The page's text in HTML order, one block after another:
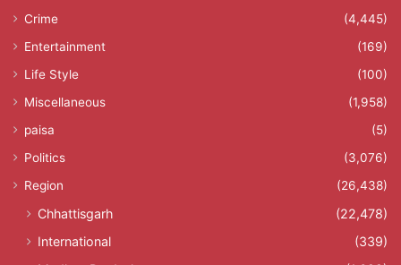
Crime
(4,445)
Entertainment
(169)
Life Style
(100)
Miscellaneous
(1,958)
paisa
(5)
Politics
(3,076)
Region
(26,438)
Chhattisgarh
(22,478)
International
(339)